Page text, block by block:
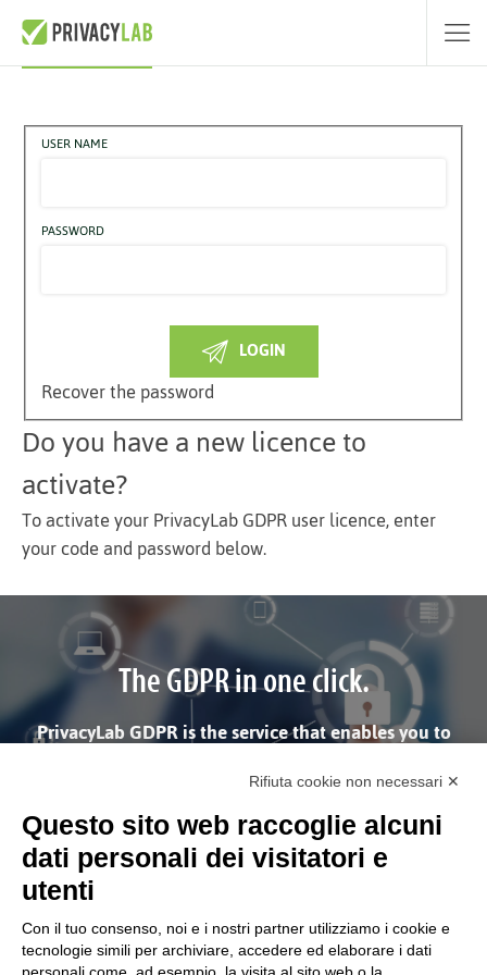
USER NAME
PASSWORD
LOGIN
Recover the password
Do you have a new licence to
activate?
To activate your PrivacyLab GDPR user licence, enter
your code and password below.
The GDPR in one click.
PrivacyLab GDPR is the service that enables you to
Regulation 2016/679 on data processing
Rifiuta cookie non necessari ✕
Questo sito web raccoglie alcuni
dati personali dei visitatori e
utenti
Con il tuo consenso, noi e i nostri partner utilizziamo i cookie e
tecnologie simili per archiviare, accedere ed elaborare i dati